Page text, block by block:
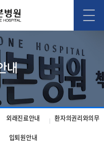
내
외래진료안내 환자의권리와의무
입퇴원안내